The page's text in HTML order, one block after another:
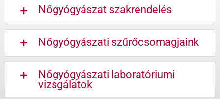
Nőgyógyászat szakrendelés
Nőgyógyászati szűrőcsomagjaink
Nőgyógyászati laboratóriumi
vizsgálatok